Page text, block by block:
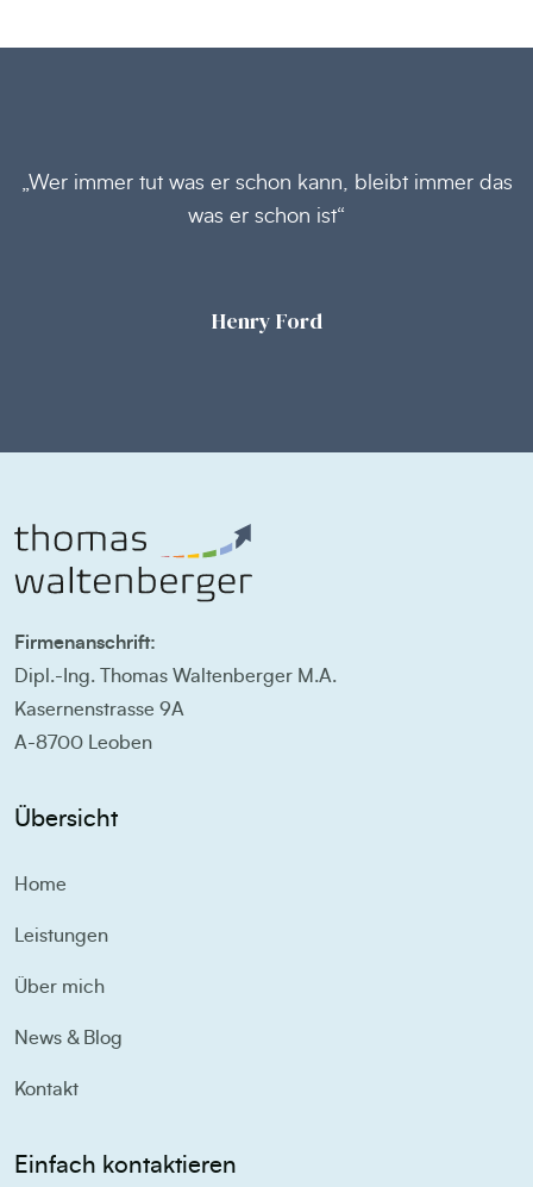
„Wer immer tut was er schon kann, bleibt immer das
was er schon ist“
Henry Ford
Firmenanschrift:
Dipl.-Ing. Thomas Waltenberger M.A.
Kasernenstrasse 9A
A-8700 Leoben
Übersicht
Home
Leistungen
Über mich
News & Blog
Kontakt
Einfach kontaktieren